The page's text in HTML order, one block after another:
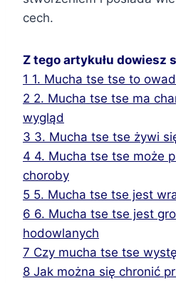
cech.
Z tego artykułu dowiesz
1 1. Mucha tse tse to
2 2. Mucha tse tse ma
wygląd
3 3. Mucha tse tse żywi
4 4. Mucha tse tse może
choroby
5 5. Mucha tse tse jest
6 6. Mucha tse tse jest
hodowlanych
7 Czy mucha tse tse
8 Jak można się chronić